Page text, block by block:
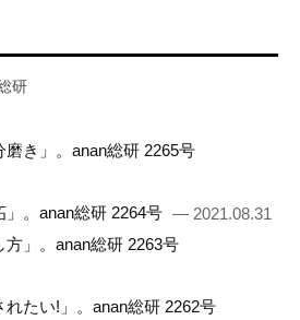
研
き」。anan総研 2265号
。anan総研 2264号 — 2021.08.31
」。anan総研 2263号
たい!」。anan総研 2262号